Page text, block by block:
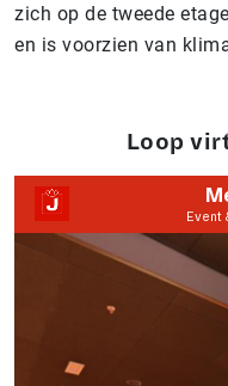
zich op de tweede
en is voorzien van
Loop